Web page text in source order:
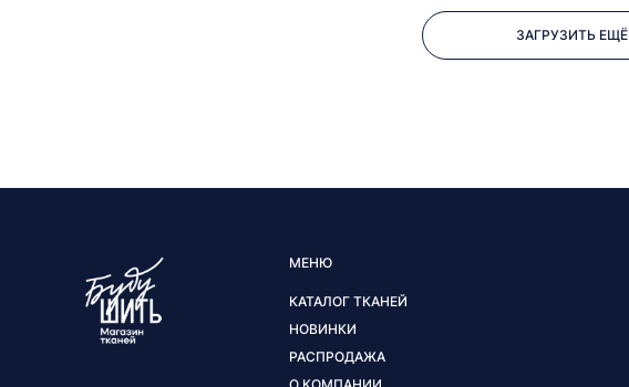
ЗАГРУЗИТЬ ЕЩЁ
МЕНЮ
КАТАЛОГ ТКАНЕЙ
НОВИНКИ
РАСПРОДАЖА
О КОМПАНИИ